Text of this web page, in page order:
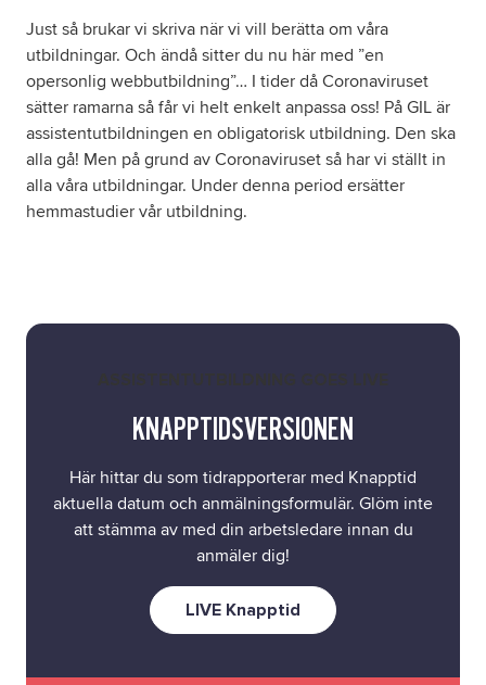
Just så brukar vi skriva när vi vill berätta om våra
utbildningar. Och ändå sitter du nu här med ”en
opersonlig webbutbildning”… I tider då Coronaviruset
sätter ramarna så får vi helt enkelt anpassa oss! På GIL är
assistentutbildningen en obligatorisk utbildning. Den ska
alla gå! Men på grund av Coronaviruset så har vi ställt in
alla våra utbildningar. Under denna period ersätter
hemmastudier vår utbildning.
KNAPPTIDSVERSIONEN
Här hittar du som tidrapporterar med Knapptid
aktuella datum och anmälningsformulär. Glöm inte
att stämma av med din arbetsledare innan du
anmäler dig!
LIVE Knapptid